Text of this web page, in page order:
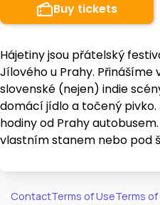
Buy tickets
Hájetiny jsou přátelský
Jílového u Prahy.
slovenské (nejen) indie
domácí jídlo a točený pivko.
hodiny od Prahy
vlastním stanem nebo pod
ContactTerms of UseTerms